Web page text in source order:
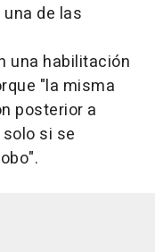
de las
una habilitación
"la misma
posterior a
si se